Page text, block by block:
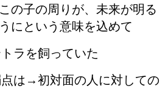
の子の周りが、未来が明る
にという意味を込めて
ラを飼っていた
は→初対面の人に対しての